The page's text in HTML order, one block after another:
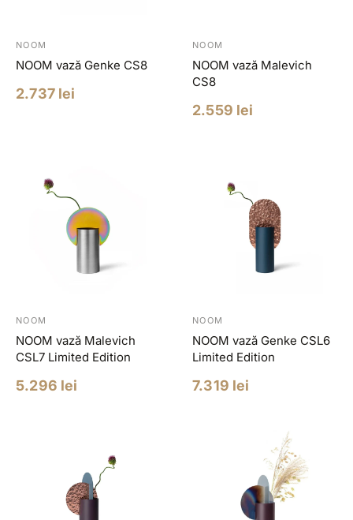
NOOM
NOOM vază Genke CS8
Pret
2.737 lei
NOOM
NOOM vază Malevich
CS8
Pret
2.559 lei
NOOM
NOOM vază Malevich
CSL7 Limited Edition
Pret
5.296 lei
NOOM
NOOM vază Genke CSL6
Limited Edition
Pret
7.319 lei